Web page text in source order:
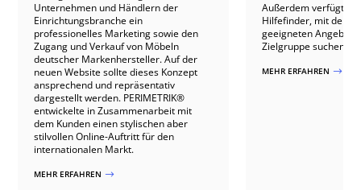
Unternehmen und Händlern der
Einrichtungsbranche ein
professionelles Marketing sowie den
Zugang und Verkauf von Möbeln
deutscher Markenhersteller. Auf der
neuen Website sollte dieses Konzept
ansprechend und repräsentativ
dargestellt werden. PERIMETRIK®
entwickelte in Zusammenarbeit mit
dem Kunden einen stylischen aber
stilvollen Online-Auftritt für den
internationalen Markt.
MEHR ERFAHREN $
Außerdem verfügt
Hilfefinder, mit dem
geeigneten
Zielgruppe suchen
MEHR ERFAHREN $